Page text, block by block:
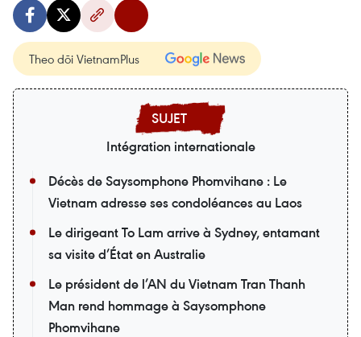
Theo dõi VietnamPlus
Intégration internationale
Décès de Saysomphone Phomvihane : Le
Vietnam adresse ses condoléances au Laos
Le dirigeant To Lam arrive à Sydney, entamant
sa visite d’État en Australie
Le président de l’AN du Vietnam Tran Thanh
Man rend hommage à Saysomphone
Phomvihane